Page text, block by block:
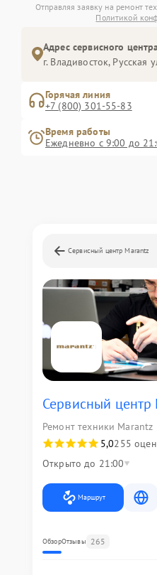
Отправляя заявку на ремонт
Политикой
Адрес сервисного
г. Владивосток, Русская
Горячая линия
+7 (800) 301-55-83
Время работы
Ежедневно с 9:00 до
Сервисный центр Marantz
Сервисный центр
Ремонт техники Marantz
5,0255
Открыто до 21:00
Маршрут
ОбзорОтзывы 265